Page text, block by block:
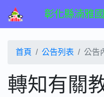
彰化縣湳雅
首頁 公告列表 公告
轉知有關